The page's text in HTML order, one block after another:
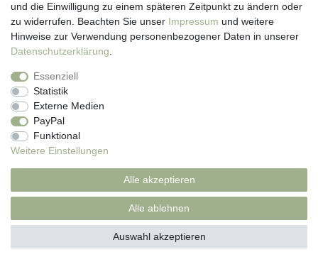
viasalutis
Mehr zu viasalutis
Beratungscenter Haut
News
Beliebte Produkte (Top 20)
und die Einwilligung zu einem späteren Zeitpunkt zu ändern oder
zu widerrufen. Beachten Sie unser Impressum und weitere
Hinweise zur Verwendung personenbezogener Daten in unserer
Daten­schutz­erklärung
Essenziell
Statistik
Externe Medien
PayPal
Funktional
Weitere Einstellungen
Alle akzeptieren
Alle ablehnen
Auswahl akzeptieren
Impressum
Widerrufs­recht Kontakt